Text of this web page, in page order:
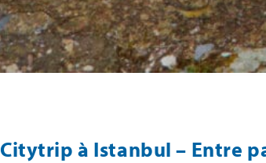
Citytrip à Istanbul – Entre